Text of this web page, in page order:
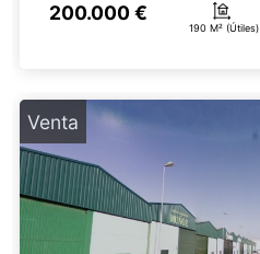
200.000 €
190 M² (útiles)
Venta